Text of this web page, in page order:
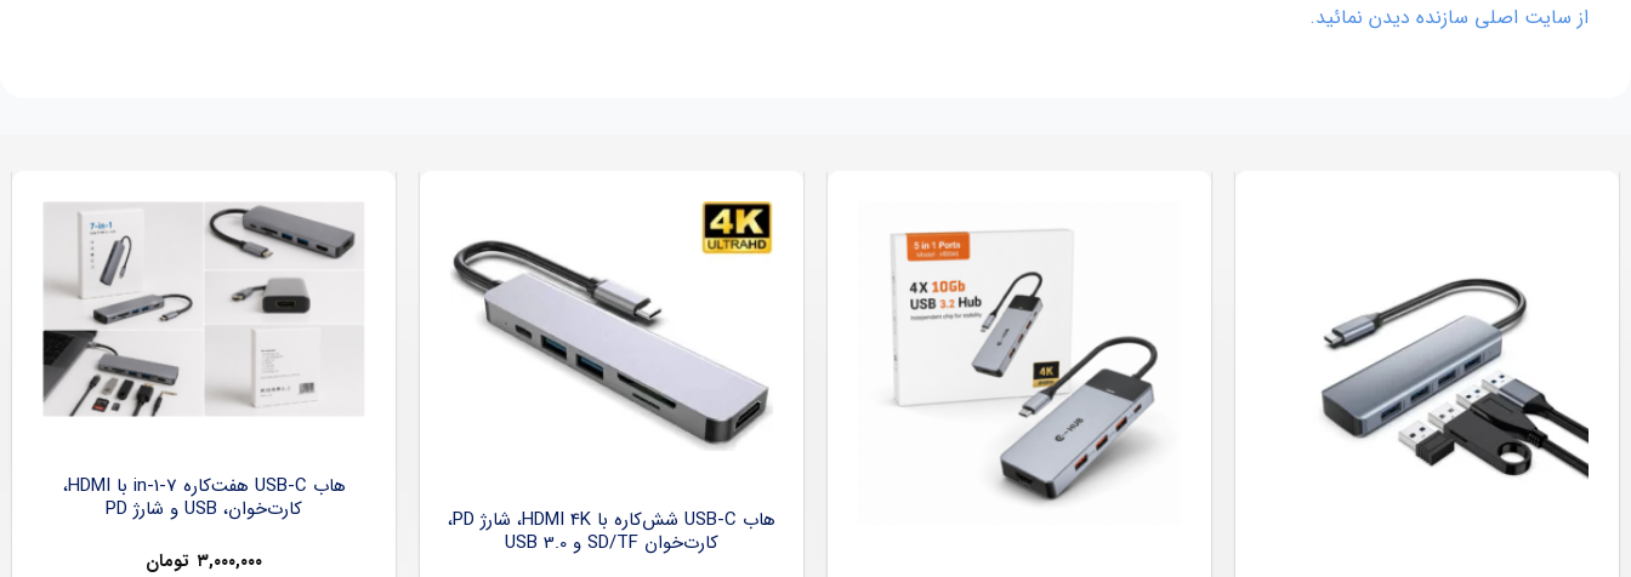
از سایت اصلی سازنده دیدن نمائید.
هاب USB-C شش‌کاره با HDMI 4K، شارژ PD،
کارت‌خوان SD/TF و USB 3.0
هاب USB-C هفت‌کاره 7-in-1 با HDMI،
کارت‌خوان، USB و شارژ PD
۳,۰۰۰,۰۰۰ تومان